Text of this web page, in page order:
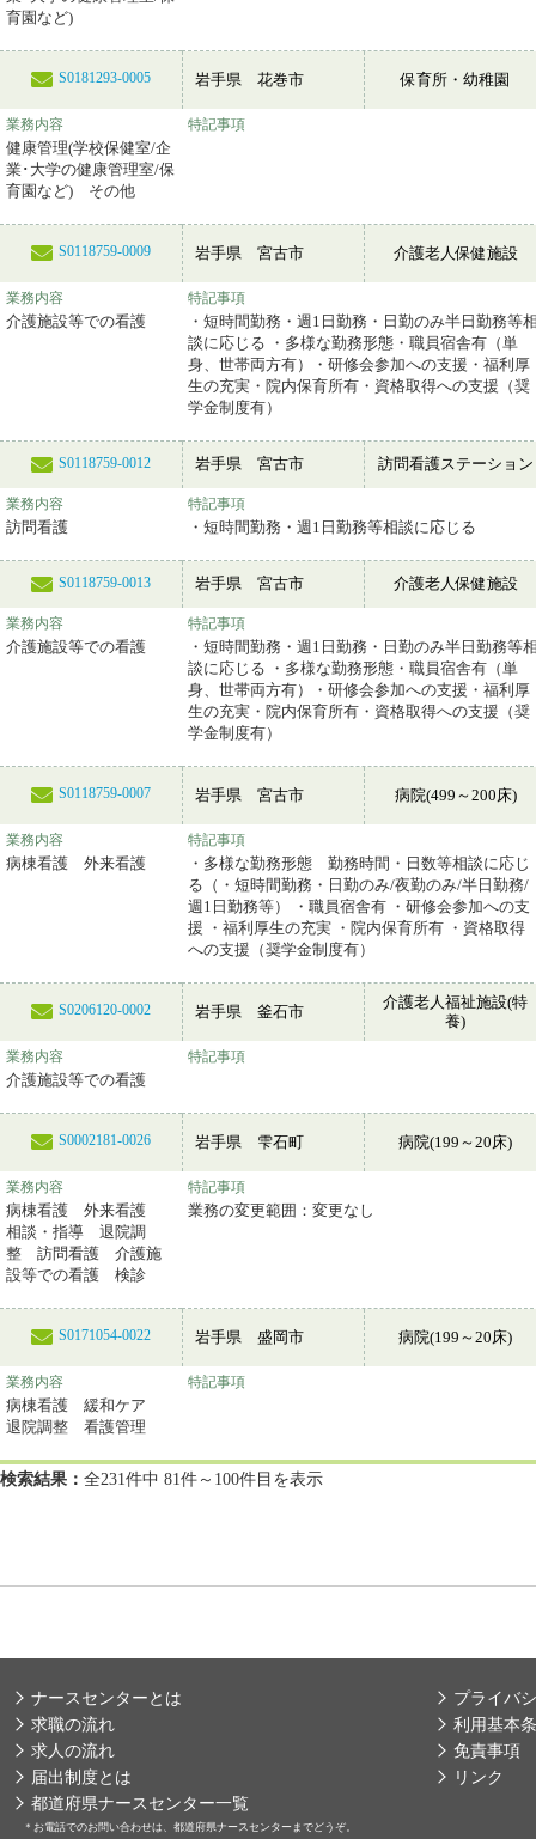
育園など)
S0181293-0005 岩手県 花巻市 保育所・幼稚園
業務内容
健康管理(学校保健室/企
業･大学の健康管理室/保
育園など) その他
特記事項
S0118759-0009 岩手県 宮古市 介護老人保健施設
業務内容
介護施設等での看護
特記事項
・短時間勤務・週1日勤務・日勤のみ半日勤務等
談に応じる ・多様な勤務形態・職員宿舎有（単
身、世帯両方有）・研修会参加への支援・福利厚
生の充実・院内保育所有・資格取得への支援（奨
学金制度有）
S0118759-0012 岩手県 宮古市 訪問看護ステーション
業務内容
訪問看護
特記事項
・短時間勤務・週1日勤務等相談に応じる
S0118759-0013 岩手県 宮古市 介護老人保健施設
業務内容
介護施設等での看護
特記事項
・短時間勤務・週1日勤務・日勤のみ半日勤務等
談に応じる ・多様な勤務形態・職員宿舎有（単
身、世帯両方有）・研修会参加への支援・福利厚
生の充実・院内保育所有・資格取得への支援（奨
学金制度有）
S0118759-0007 岩手県 宮古市 病院(499～200床)
業務内容
病棟看護 外来看護
特記事項
・多様な勤務形態 勤務時間・日数等相談に応じ
る（・短時間勤務・日勤のみ/夜勤のみ/半日勤務/
週1日勤務等） ・職員宿舎有 ・研修会参加への支
援 ・福利厚生の充実 ・院内保育所有 ・資格取得
への支援（奨学金制度有）
S0206120-0002 岩手県 釜石市
介護老人福祉施設(特
養)
業務内容
介護施設等での看護
特記事項
S0002181-0026 岩手県 雫石町 病院(199～20床)
業務内容
病棟看護 外来看護
相談・指導 退院調
整 訪問看護 介護施
設等での看護 検診
特記事項
業務の変更範囲：変更なし
S0171054-0022 岩手県 盛岡市 病院(199～20床)
業務内容
病棟看護 緩和ケア
退院調整 看護管理
特記事項
検索結果： 全231件中 81件～100件目を表示
ナースセンターとは
求職の流れ
求人の流れ
届出制度とは
都道府県ナースセンター一覧
＊ お電話でのお問い合わせは、都道府県ナースセンターまでどうぞ。
プライバ
利用基本
免責事項
リンク